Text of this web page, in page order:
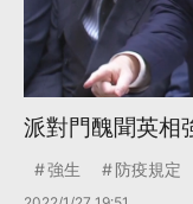
派對門醜聞英相
強生 防疫規定